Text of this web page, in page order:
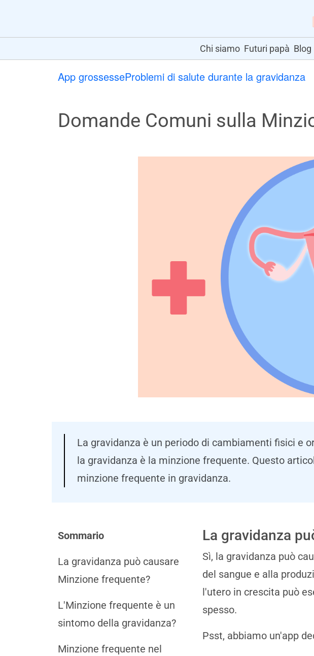
Chi siamo Futuri papà Blog
App grossesseProblemi di salute durante la gravidanza
Domande Comuni sulla
La gravidanza è un periodo di cambiamenti fisici e
la gravidanza è la minzione frequente. Questo
minzione frequente in gravidanza.
Sommario
La gravidanza può causare
Minzione frequente?
L'Minzione frequente è un
sintomo della gravidanza?
Minzione frequente nel
La gravidanza
Sì, la gravidanza può
del sangue e alla
l'utero in crescita può
spesso.
Psst, abbiamo un'app